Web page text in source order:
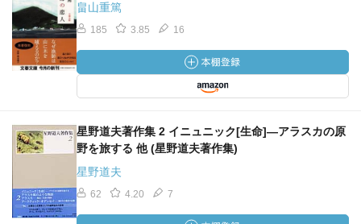
畠山重篤
185 3.85 16
星野道夫著作集 2 イニュニック[生命]―アラスカの原
野を旅する 他 (星野道夫著作集)
星野道夫
62 4.20 7